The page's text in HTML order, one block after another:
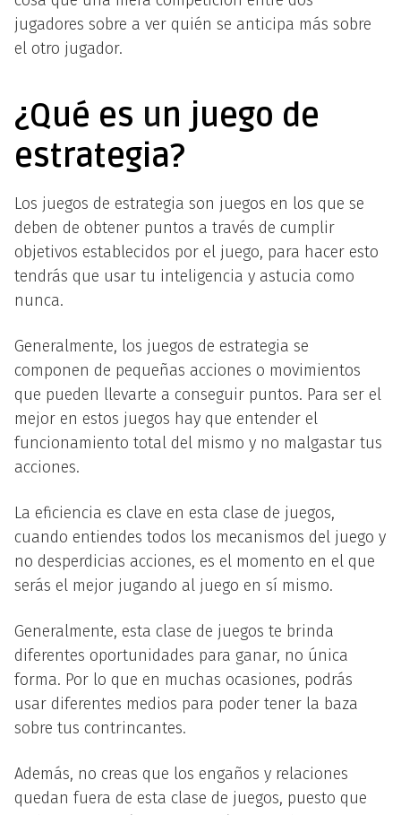
jugadores sobre a ver quién se anticipa más sobre
el otro jugador.
¿Qué es un juego de
estrategia?
Los juegos de estrategia son juegos en los que se
deben de obtener puntos a través de cumplir
objetivos establecidos por el juego, para hacer esto
tendrás que usar tu inteligencia y astucia como
nunca.
Generalmente, los juegos de estrategia se
componen de pequeñas acciones o movimientos
que pueden llevarte a conseguir puntos. Para ser el
mejor en estos juegos hay que entender el
funcionamiento total del mismo y no malgastar tus
acciones.
La eficiencia es clave en esta clase de juegos,
cuando entiendes todos los mecanismos del juego y
no desperdicias acciones, es el momento en el que
serás el mejor jugando al juego en sí mismo.
Generalmente, esta clase de juegos te brinda
diferentes oportunidades para ganar, no única
forma. Por lo que en muchas ocasiones, podrás
usar diferentes medios para poder tener la baza
sobre tus contrincantes.
Además, no creas que los engaños y relaciones
quedan fuera de esta clase de juegos, puesto que